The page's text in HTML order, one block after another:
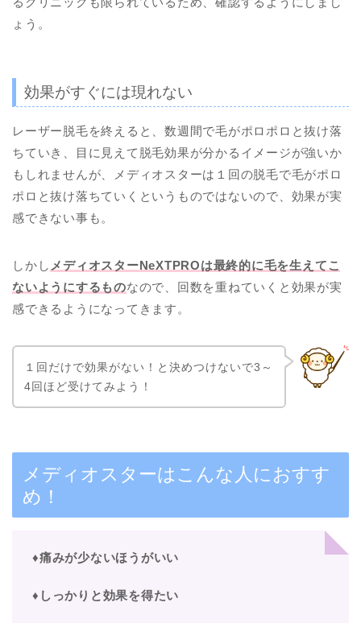
ょう。
効果がすぐには現れない
レーザー脱毛を終えると、数週間で毛がポロポロと抜け落
ちていき、目に見えて脱毛効果が分かるイメージが強いか
もしれませんが、メディオスターは１回の脱毛で毛がポロ
ポロと抜け落ちていくというものではないので、効果が実
感できない事も。
しかしメディオスターNeXTPROは最終的に毛を生えてこ
ないようにするものなので、回数を重ねていくと効果が実
感できるようになってきます。
１回だけで効果がない！と決めつけないで3～
4回ほど受けてみよう！
メディオスターはこんな人におすす
め！
♦痛みが少ないほうがいい
♦しっかりと効果を得たい